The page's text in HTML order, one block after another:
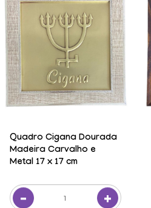
Quadro Cigana Dourada
Madeira Carvalho e
Metal 17 x 17 cm